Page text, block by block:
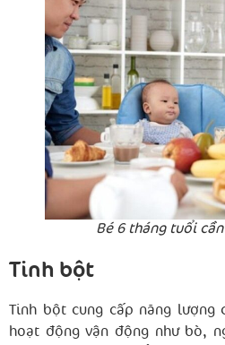
Bé 6 tháng tuổi
Tinh bột
Tinh bột cung cấp năng
hoạt động vận động như bò,